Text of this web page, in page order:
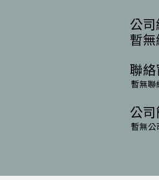
公
暫
聯絡
暫無聯
公
暫無公